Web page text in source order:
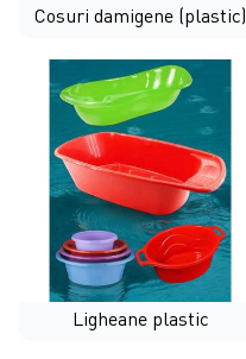
Cosuri damigene (plastic)
Ligheane plastic